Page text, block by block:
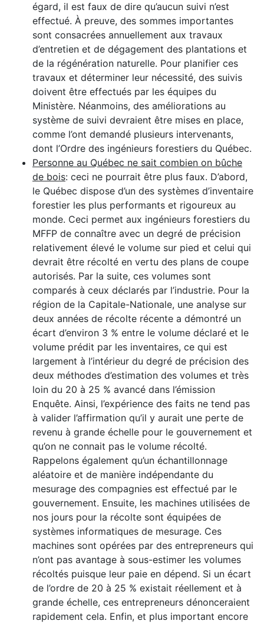
égard, il est faux de dire qu’aucun suivi n’est
effectué. À preuve, des sommes importantes
sont consacrées annuellement aux travaux
d’entretien et de dégagement des plantations et
de la régénération naturelle. Pour planifier ces
travaux et déterminer leur nécessité, des suivis
doivent être effectués par les équipes du
Ministère. Néanmoins, des améliorations au
système de suivi devraient être mises en place,
comme l’ont demandé plusieurs intervenants,
dont l’Ordre des ingénieurs forestiers du Québec.
Personne au Québec ne sait combien on bûche
de bois: ceci ne pourrait être plus faux. D’abord,
le Québec dispose d’un des systèmes d’inventaire
forestier les plus performants et rigoureux au
monde. Ceci permet aux ingénieurs forestiers du
MFFP de connaître avec un degré de précision
relativement élevé le volume sur pied et celui qui
devrait être récolté en vertu des plans de coupe
autorisés. Par la suite, ces volumes sont
comparés à ceux déclarés par l’industrie. Pour la
région de la Capitale-Nationale, une analyse sur
deux années de récolte récente a démontré un
écart d’environ 3 % entre le volume déclaré et le
volume prédit par les inventaires, ce qui est
largement à l’intérieur du degré de précision des
deux méthodes d’estimation des volumes et très
loin du 20 à 25 % avancé dans l’émission
Enquête. Ainsi, l’expérience des faits ne tend pas
à valider l’affirmation qu’il y aurait une perte de
revenu à grande échelle pour le gouvernement et
qu’on ne connait pas le volume récolté.
Rappelons également qu’un échantillonnage
aléatoire et de manière indépendante du
mesurage des compagnies est effectué par le
gouvernement. Ensuite, les machines utilisées de
nos jours pour la récolte sont équipées de
systèmes informatiques de mesurage. Ces
machines sont opérées par des entrepreneurs qui
n’ont pas avantage à sous-estimer les volumes
récoltés puisque leur paie en dépend. Si un écart
de l’ordre de 20 à 25 % existait réellement et à
grande échelle, ces entrepreneurs dénonceraient
rapidement cela. Enfin, et plus important encore